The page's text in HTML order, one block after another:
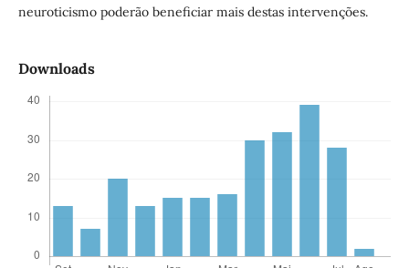
neuroticismo poderão beneficiar mais destas intervenções.
Downloads